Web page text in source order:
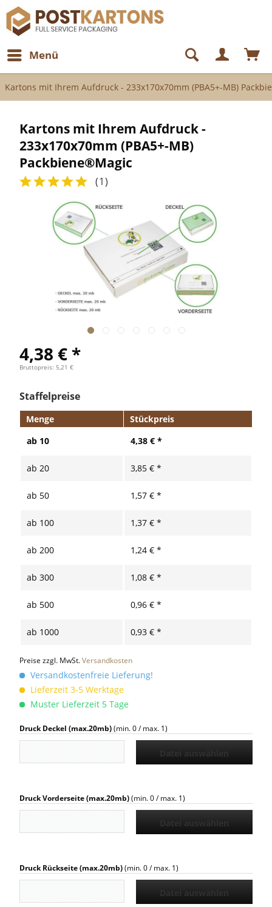
Menü
Kartons mit Ihrem Aufdruck - 233x170x70mm (PBA5+-MB)
Kartons mit Ihrem Aufdruck -
233x170x70mm (PBA5+-MB)
Packbiene®Magic
(1)
4,38 € *
Bruttopreis: 5,21 €
Staffelpreise
Menge
Stückpreis
ab 10 4,38 € *
ab 20 3,85 € *
ab 50 1,57 € *
ab 100 1,37 € *
ab 200 1,24 € *
ab 300 1,08 € *
ab 500 0,96 € *
ab 1000 0,93 € *
Preise zzgl. MwSt.Versandkosten
Versandkostenfreie Lieferung!
Lieferzeit 3-5 Werktage
Muster Lieferzeit 5 Tage
Druck Deckel (max.20mb)(min. 0 / max. 1)
Druck Vorderseite (max.20mb)(min. 0 / max. 1)
Druck Rückseite (max.20mb)(min. 0 / max. 1)